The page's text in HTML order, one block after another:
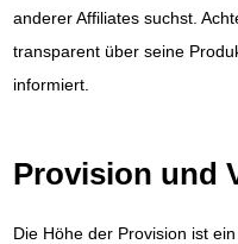
anderer Affiliates suchst.
transparent über seine
informiert.
Provision und
Die Höhe der Provision ist